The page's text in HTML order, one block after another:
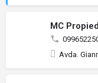
MC
Avda.